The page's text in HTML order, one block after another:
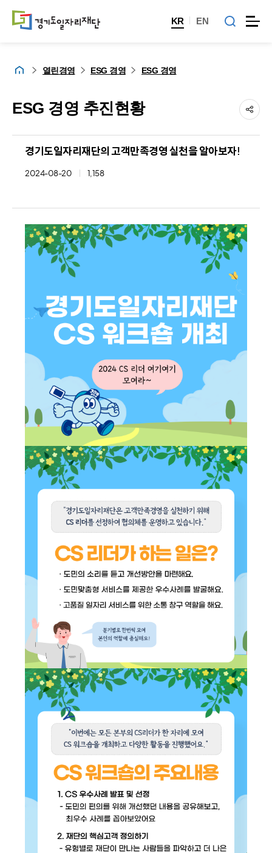
KR EN
홈 열린경영 ESG 경영 ESG 경영
ESG 경영 추진현황
경기도일자리재단의 고객만족경영 실천을 알아보자!
2024-08-20 1,158